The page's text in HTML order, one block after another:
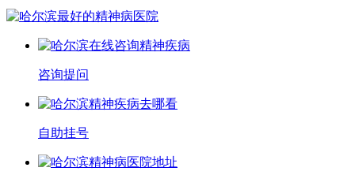
咨询提问
自助挂号